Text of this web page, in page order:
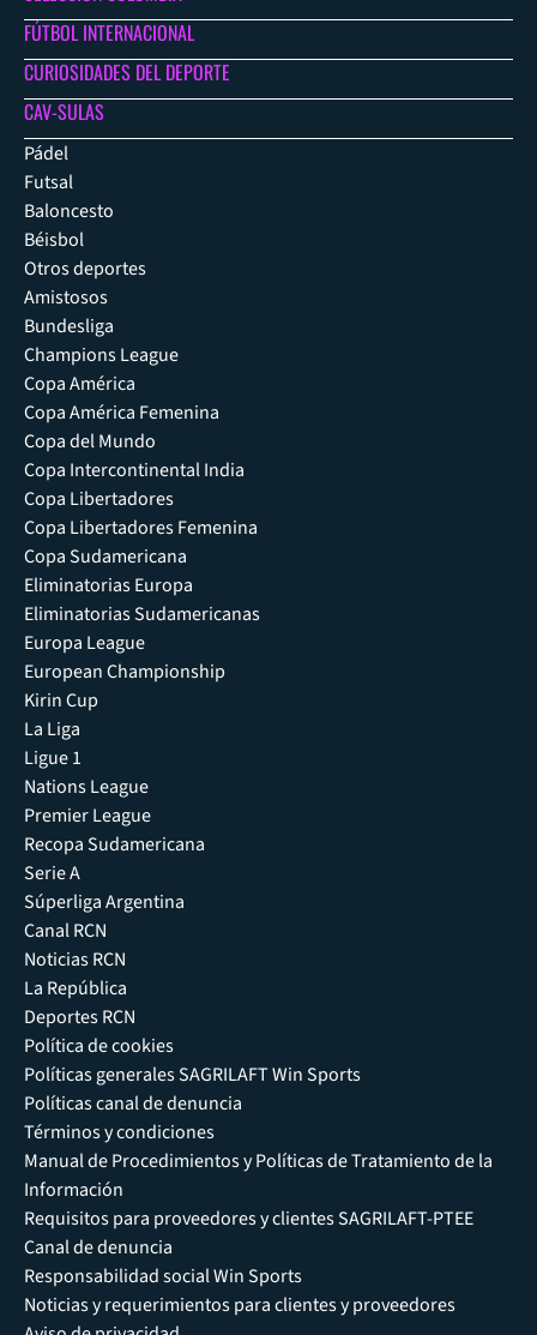
FÚTBOL INTERNACIONAL
CURIOSIDADES DEL DEPORTE
CAV-SULAS
Pádel
Futsal
Baloncesto
Béisbol
Otros deportes
Amistosos
Bundesliga
Champions League
Copa América
Copa América Femenina
Copa del Mundo
Copa Intercontinental India
Copa Libertadores
Copa Libertadores Femenina
Copa Sudamericana
Eliminatorias Europa
Eliminatorias Sudamericanas
Europa League
European Championship
Kirin Cup
La Liga
Ligue 1
Nations League
Premier League
Recopa Sudamericana
Serie A
Súperliga Argentina
Canal RCN
Noticias RCN
La República
Deportes RCN
Política de cookies
Políticas generales SAGRILAFT Win Sports
Políticas canal de denuncia
Términos y condiciones
Manual de Procedimientos y Políticas de Tratamiento de la
Información
Requisitos para proveedores y clientes SAGRILAFT-PTEE
Canal de denuncia
Responsabilidad social Win Sports
Noticias y requerimientos para clientes y proveedores